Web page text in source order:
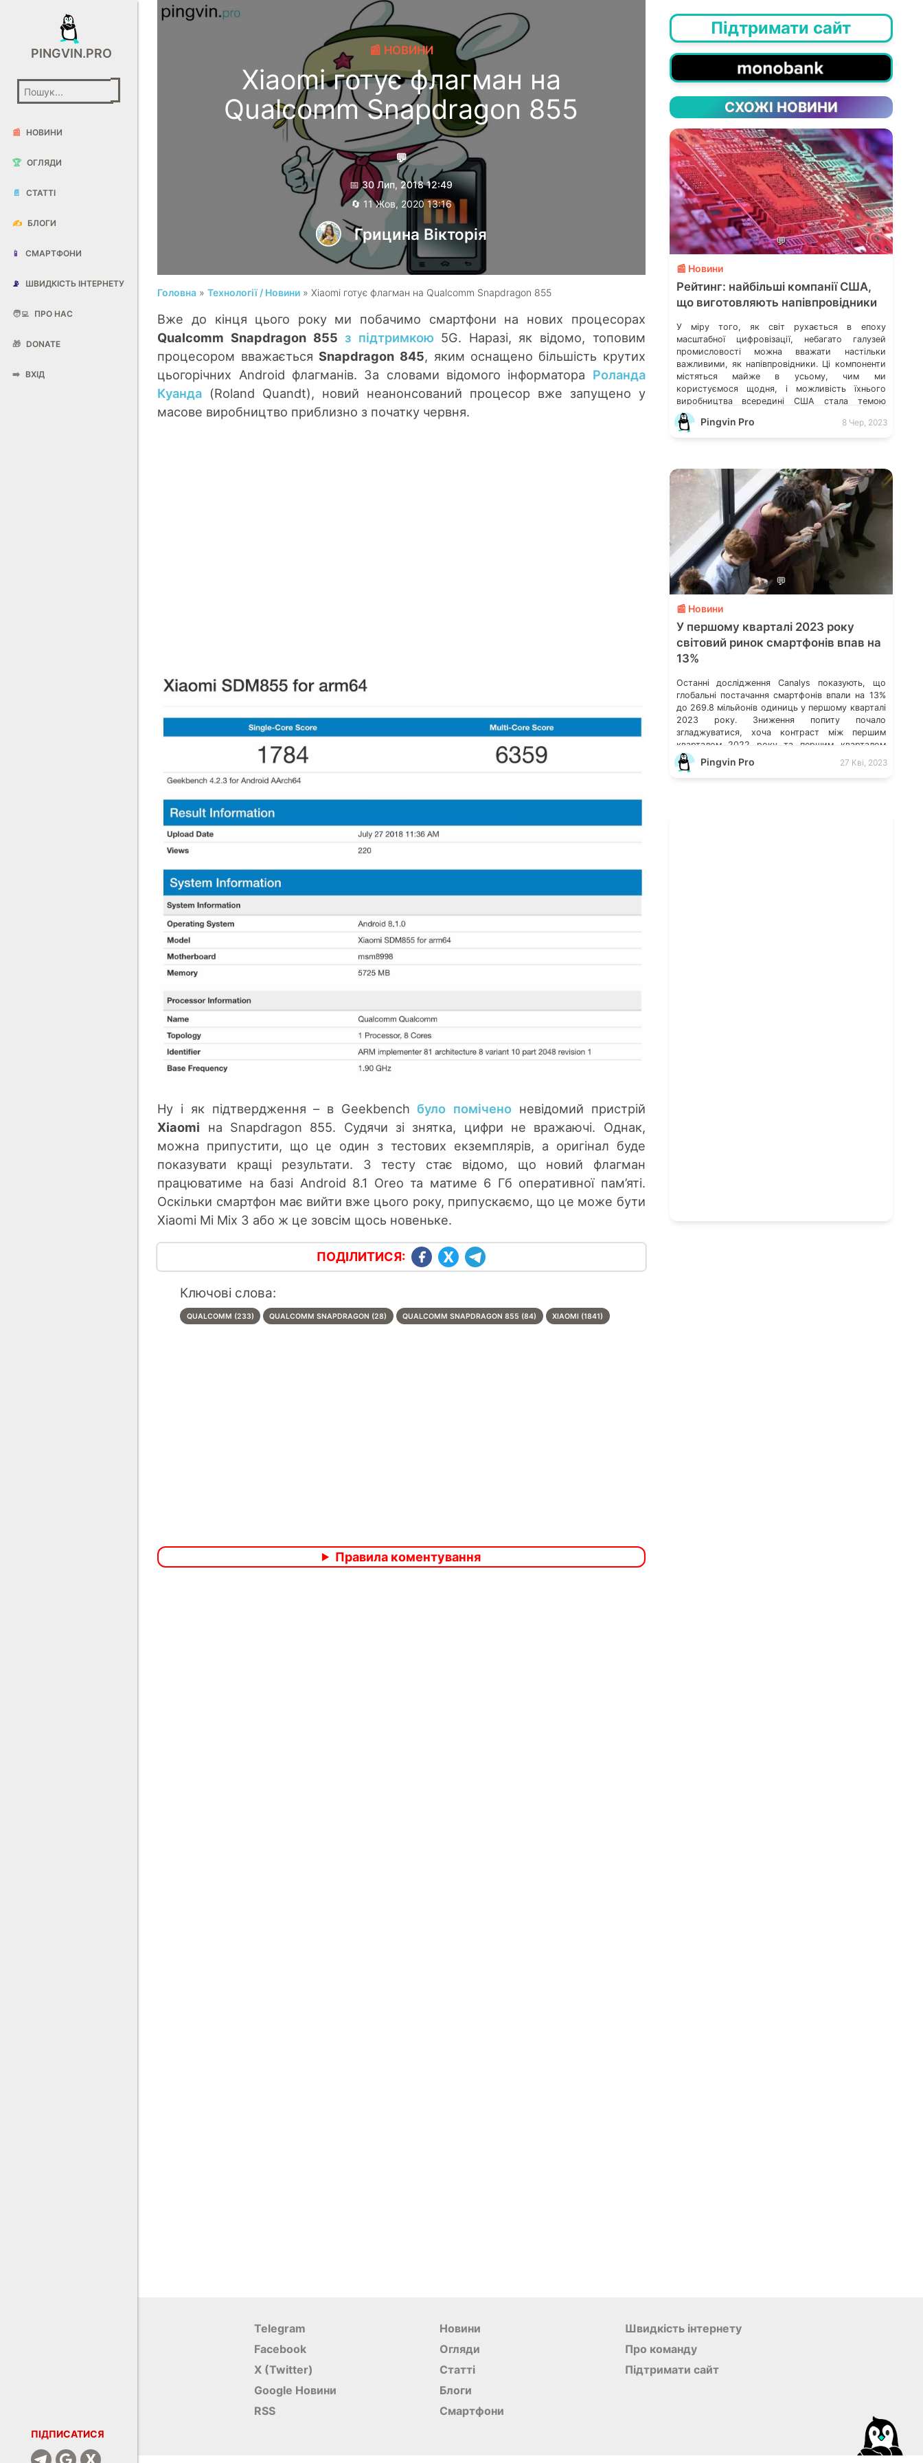
PINGVIN.PRO
📰 НОВИНИ
🏆 ОГЛЯДИ
📄 СТАТТІ
✍️ БЛОГИ
📱 СМАРТФОНИ
📡 ШВИДКІСТЬ ІНТЕРНЕТУ
🧑‍💻 ПРО НАС
🎁 DONATE
➡️ ВХІД
ПІДПИСАТИСЯ
📰 НОВИНИ
Xiaomi готує флагман на
Qualcomm Snapdragon 855
💬
📅 30 Лип, 2018 12:49
🔄 11 Жов, 2020 13:16
Грицина Вікторія
Головна »Технології / Новини » Xiaomi готує флагман на Qualcomm Snapdragon 855
Вже до кінця цього року ми побачимо смартфони на нових процесорах
Qualcomm Snapdragon 855 з підтримкою 5G. Наразі, як відомо, топовим
процесором вважається Snapdragon 845, яким оснащено більшість крутих
цьогорічних Android флагманів. За словами відомого інформатора Роланда
Куанда (Roland Quandt), новий неанонсований процесор вже запущено у
масове виробництво приблизно з початку червня.
Ну і як підтвердження – в Geekbenchбуло помічено невідомий пристрій
Xiaomi на Snapdragon 855. Судячи зі знятка, цифри не вражаючі. Однак,
можна припустити, що це один з тестових екземплярів, а оригінал буде
показувати кращі результати. З тесту стає відомо, що новий флагман
працюватиме на базі Android 8.1 Oreo та матиме 6 Гб оперативної пам’яті.
Оскільки смартфон має вийти вже цього року, припускаємо, що це може бути
Xiaomi Mi Mix 3 або ж це зовсім щось новеньке.
ПОДІЛИТИСЯ:
Ключові слова:
QUALCOMM (233) QUALCOMM SNAPDRAGON (28) QUALCOMM SNAPDRAGON 855 (84) XIAOMI (1841)
Правила коментування
Підтримати сайт
СХОЖІ НОВИНИ
💬
📰 Новини
Рейтинг: найбільші компанії США,
що виготовляють напівпровідники
У міру того, як світ рухається в епоху
масштабної цифровізації, небагато галузей
промисловості можна вважати настільки
важливими, як напівпровідники. Ці компоненти
містяться майже в усьому, чим ми
користуємося щодня, і можливість їхнього
виробництва всередині США стала темою
національної безпеки країни. Наприклад, у 2022
році адміністрація президента США Джо
Pingvin Pro 8 Чер, 2023
💬
📰 Новини
У першому кварталі 2023 року
світовий ринок смартфонів впав на
13%
Останні дослідження Canalys показують, що
глобальні постачання смартфонів впали на 13%
до 269.8 мільйонів одиниць у першому кварталі
2023 року. Зниження попиту почало
згладжуватися, хоча контраст між першим
кварталом 2022 року та першим кварталом
2023 року все ще помітний. Дослідження
Canalys: світове постачання смартфонів за 4-ий
Pingvin Pro 27 Кві, 2023
Telegram
Facebook
X (Twitter)
Google Новини
RSS
Новини
Огляди
Статті
Блоги
Смартфони
Швидкість інтернету
Про команду
Підтримати сайт